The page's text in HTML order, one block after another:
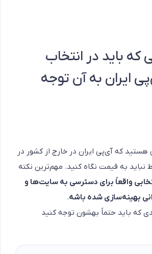
که باید در انتخاب
ایران به آن توجه
که آی‌پی ایران در خارج از کشور در
نباید به قیمت نگاه کنید. مهم‌ترین نکته
واقعاً برای دسترسی به سایت‌ها و
بهینه‌سازی شده باشه.
که باید حتماً بهشون توجه کنید